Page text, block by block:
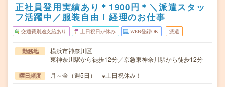
正社員登用実績あり＊1900円＊＼派遣スタッ
フ活躍中／服装自由！経理のお仕事
交通費別途支給あり 土日祝日が休み WEB登録OK 派遣
勤務地
横浜市神奈川区
東神奈川駅から徒歩12分／京急東神奈川駅から徒歩12分
曜日頻度 月～金（週5日） ※土日祝休み！